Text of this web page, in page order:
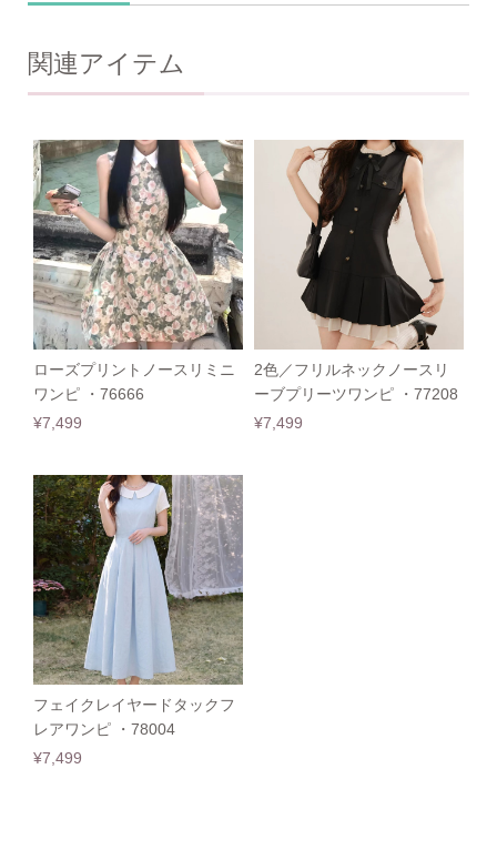
関連アイテム
ローズプリントノースリミニ
ワンピ ・76666
¥7,499
2色／フリルネックノースリ
ーブプリーツワンピ ・77208
¥7,499
フェイクレイヤードタックフ
レアワンピ ・78004
¥7,499